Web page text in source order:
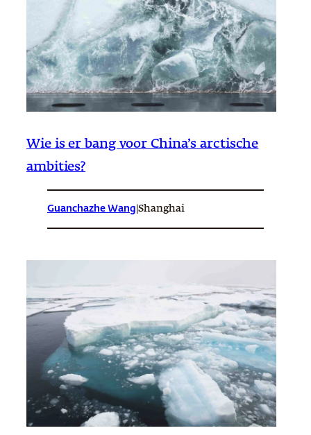
Wie is er bang voor China’s arctische
ambities?
Guanchazhe Wang Shanghai